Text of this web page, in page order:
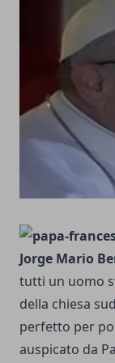
Jorge Mario
tutti un uomo
della chiesa
perfetto per
auspicato da